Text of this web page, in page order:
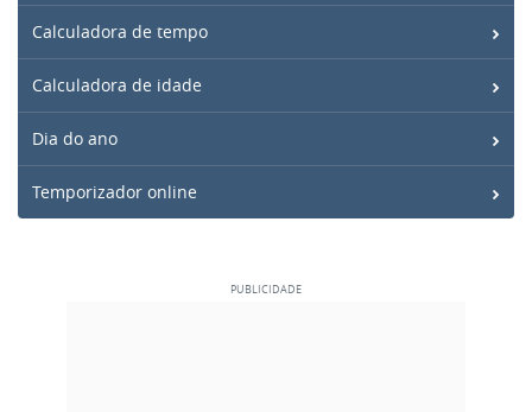
Calculadora de tempo
Calculadora de idade
Dia do ano
Temporizador online